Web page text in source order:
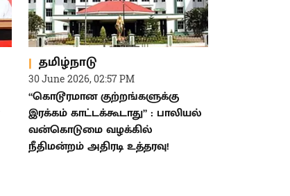
தமிழ்நாடு
30 June 2026, 02:57 PM
“கொடூரமான குற்றங்களுக்கு
இரக்கம் காட்டக்கூடாது” : பாலியல்
வன்கொடுமை வழக்கில்
நீதிமன்றம் அதிரடி உத்தரவு!